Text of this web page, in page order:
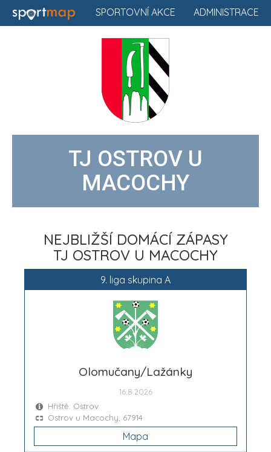
ADMINISTRACE
SPORTOVNÍ AKCE
TJ OSTROV U
MACOCHY
NEJBLIŽŠÍ DOMÁCÍ ZÁPASY
TJ OSTROV U MACOCHY
9. liga skupina A
Olomučany/Lažánky
16.8.2026
Hřiště: Ostrov
Ostrov u Macochy, 67914
Mapa